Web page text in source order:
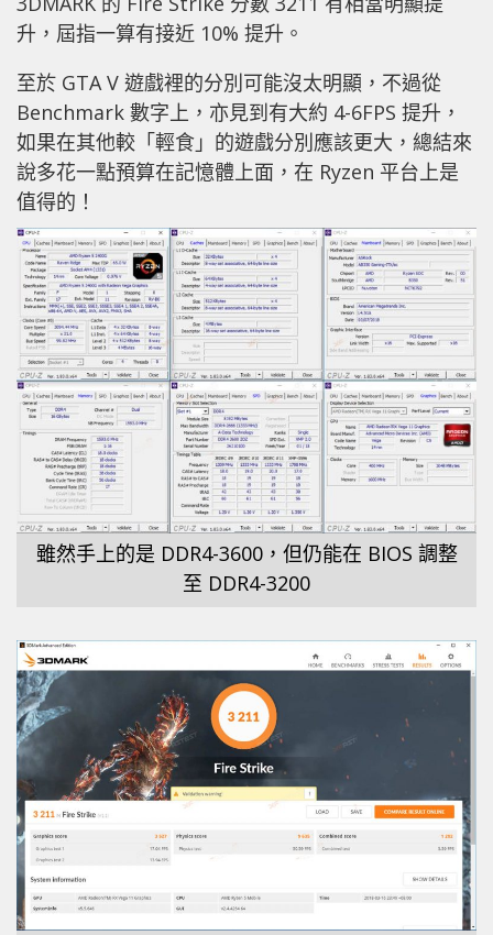
升，屆指一算有接近 10% 提升。
至於 GTA V 遊戲裡的分別可能沒太明顯，不過從
Benchmark 數字上，亦見到有大約 4-6FPS 提升，
如果在其他較「輕食」的遊戲分別應該更大，總結來
說多花一點預算在記憶體上面，在 Ryzen 平台上是
值得的！
雖然手上的是 DDR4-3600，但仍能在 BIOS 調整
至 DDR4-3200